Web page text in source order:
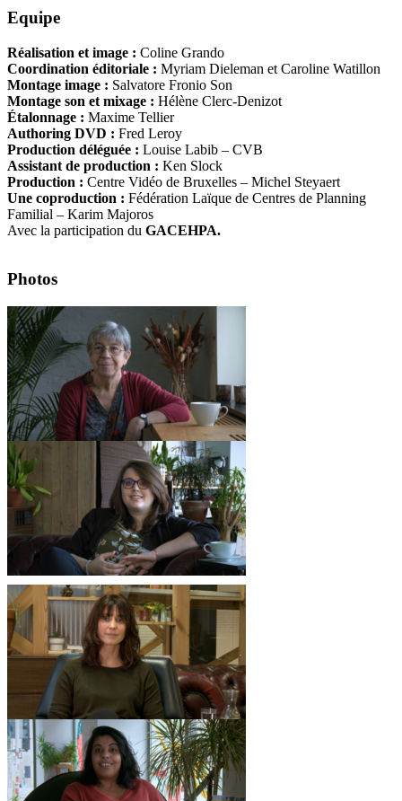
Equipe
Réalisation et image : Coline Grando
Coordination éditoriale : Myriam Dieleman et Caroline Watillon
Montage image : Salvatore Fronio Son
Montage son et mixage : Hélène Clerc-Denizot
Étalonnage : Maxime Tellier
Authoring DVD : Fred Leroy
Production déléguée : Louise Labib – CVB
Assistant de production : Ken Slock
Production : Centre Vidéo de Bruxelles – Michel Steyaert
Une coproduction : Fédération Laïque de Centres de Planning
Familial – Karim Majoros
Avec la participation du GACEHPA.
Photos